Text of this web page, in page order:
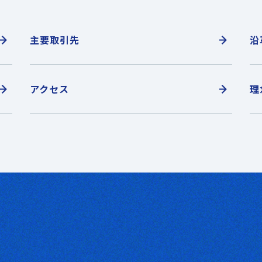
主要取引先
アクセス